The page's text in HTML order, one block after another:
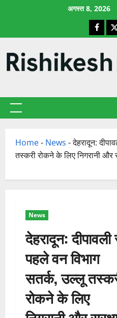
अगस्त 8, 2026
X
प्राथमिक
Home- News -देहरादून:
तस्करी रोकने के लिए निगरानी और
News
देहरादून:
पहले वन विभाग
सतर्क, उल्लू
रोकने के लिए